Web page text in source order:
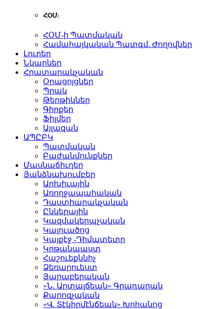
ՀՕՄ:
ՀՕՄ-ի Պատմական
Համահայկական Պատգմ. Ժողովներ
Լուրեր
Նկարներ
Հրատարակչական
Օրացոյցներ
Պրակ
Թերթիկներ
Գիրքեր
Ֆիլմեր
Այլազան
ԱՊԸԲԿ
Պատմական
Բաժանմունքներ
Մասնաճիւղեր
Յանձնախումբեր
Արխիւային
Առողջապահական
Դաստիարակչական
Ընկերային
Կազմակերպչական
Կալուածոց
Կայքէջ -Դիմատետր
Կրթանպաստ
Հաշուեքննիչ
Ձեռարուեստ
Յարաբերական
«Ն. Արտալճեան» Գրադարան
Քարոզչական
«Վ. Տէկիրմէնճեան» Խոհանոց